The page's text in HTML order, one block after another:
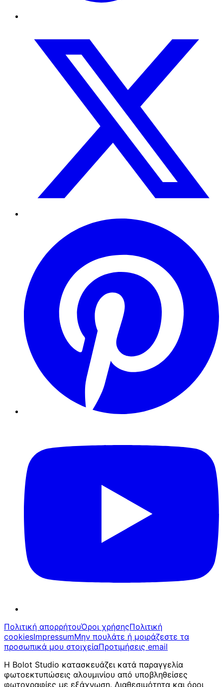
Πολιτική απορρήτουΌροι χρήσηςΠολιτική
cookiesImpressumΜην πουλάτε ή μοιράζεστε τα
προσωπικά μου στοιχείαΠροτιμήσεις email
Η Bolot Studio κατασκευάζει κατά παραγγελία
φωτοεκτυπώσεις αλουμινίου από υποβληθείσες
φωτογραφίες με εξάχνωση. Διαθεσιμότητα και όροι